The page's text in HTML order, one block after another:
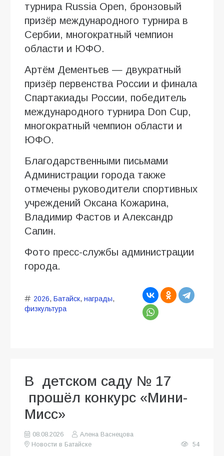
турнира Russia Open, бронзовый
призёр международного турнира в
Сербии, многократный чемпион
области и ЮФО.
Артём Дементьев — двукратный
призёр первенства России и финала
Спартакиады России, победитель
международного турнира Don Cup,
многократный чемпион области и
ЮФО.
Благодарственными письмами
Администрации города также
отмечены руководители спортивных
учреждений Оксана Кожарина,
Владимир Фастов и Александр
Сапин.
Фото пресс-службы администрации
города.
2026, Батайск, награды,
физкультура
В детском саду № 17
прошёл конкурс «Мини-
Мисс»
08.08.2026
Алена Васнецова
Новости в Батайске
54